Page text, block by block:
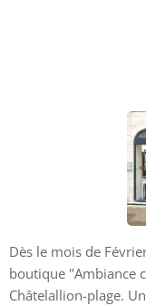
Dès le mois de
boutique "Ambiance
Châtelallion-plage.